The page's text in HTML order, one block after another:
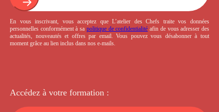
En vous inscrivant, vous acceptez que L’atelier des Chefs traite vos données
personnelles conformément à sa politique de confidentialité afin de vous adresser des
actualités, nouveautés et offres par email. Vous pouvez vous désabonner à tout
moment grâce au lien inclus dans nos e-mails.
Accédez à votre formation :